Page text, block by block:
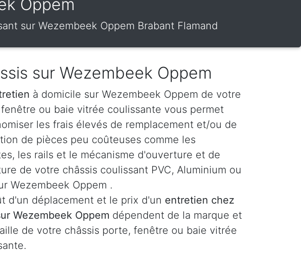
Oppem
sur Wezembeek Oppem Brabant Flamand
sur Wezembeek Oppem
à domicile sur Wezembeek Oppem de votre
ou baie vitrée coulissante vous permet
les frais élevés de remplacement et/ou de
de pièces peu coûteuses comme les
les rails et le mécanisme d'ouverture et de
de votre châssis coulissant PVC, Aluminium ou
Wezembeek Oppem .
d'un déplacement et le prix d'un entretien chez
Wezembeek Oppem dépendent de la marque et
de votre châssis porte, fenêtre ou baie vitrée